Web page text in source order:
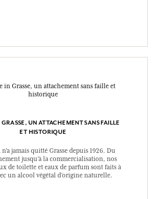
UN ATTACHEMENT SANS FAILLE
ET HISTORIQUE
jamais quitté Grasse depuis 1926. Du
jusqu’à la commercialisation, nos
de toilette et eaux de parfum sont faits à
un alcool végétal d’origine naturelle.